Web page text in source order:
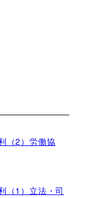
（2）労働協
（1）立法・司